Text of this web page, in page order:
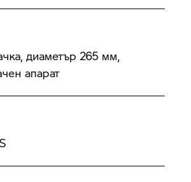
диаметър 265 мм,
апарат